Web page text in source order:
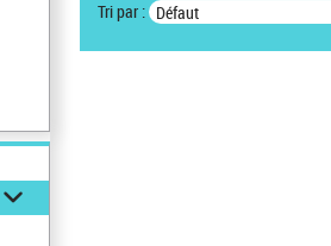
Tri par : Défaut